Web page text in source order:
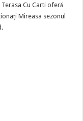
Cu Carti oferă
Mireasa sezonul
.